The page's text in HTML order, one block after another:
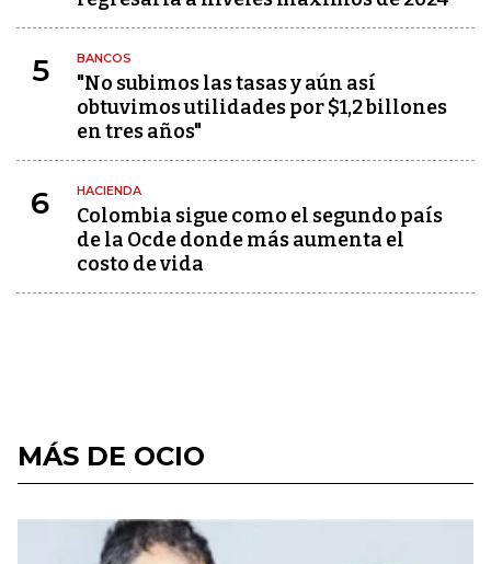
5 BANCOS
"No subimos las tasas y aún así
obtuvimos utilidades por $1,2 billones
en tres años"
6 HACIENDA
Colombia sigue como el segundo país
de la Ocde donde más aumenta el
costo de vida
MÁS DE OCIO